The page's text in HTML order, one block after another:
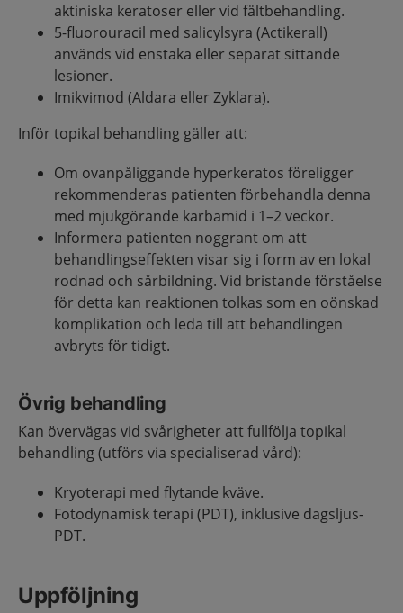
aktiniska keratoser eller vid fältbehandling.
5-fluorouracil med salicylsyra (Actikerall)
används vid enstaka eller separat sittande
lesioner.
Imikvimod (Aldara eller Zyklara).
Inför topikal behandling gäller att:
Om ovanpåliggande hyperkeratos föreligger
rekommenderas patienten förbehandla denna
med mjukgörande karbamid i 1–2 veckor.
Informera patienten noggrant om att
behandlingseffekten visar sig i form av en lokal
rodnad och sårbildning. Vid bristande förståelse
för detta kan reaktionen tolkas som en oönskad
komplikation och leda till att behandlingen
avbryts för tidigt.
Övrig behandling
Kan övervägas vid svårigheter att fullfölja topikal
behandling (utförs via specialiserad vård):
Kryoterapi med flytande kväve.
Fotodynamisk terapi (PDT), inklusive dagsljus-
PDT.
Uppföljning